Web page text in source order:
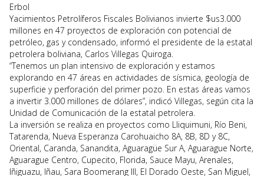
Erbol
Yacimientos Petrolíferos Fiscales Bolivianos invierte $us3.000
millones en 47 proyectos de exploración con potencial de
petróleo, gas y condensado, informó el presidente de la estatal
petrolera boliviana, Carlos Villegas Quiroga.
“Tenemos un plan intensivo de exploración y estamos
explorando en 47 áreas en actividades de sísmica, geología de
superficie y perforación del primer pozo. En estas áreas vamos
a invertir 3.000 millones de dólares”, indicó Villegas, según cita la
Unidad de Comunicación de la estatal petrolera.
La inversión se realiza en proyectos como Lliquimuni, Río Beni,
Tatarenda, Nueva Esperanza Carohuaicho 8A, 8B, 8D y 8C,
Oriental, Caranda, Sanandita, Aguaragüe Sur A, Aguarague Norte,
Aguarague Centro, Cupecito, Florida, Sauce Mayu, Arenales,
Iñiguazu, Iñau, Sara Boomerang III, El Dorado Oeste, San Miguel,